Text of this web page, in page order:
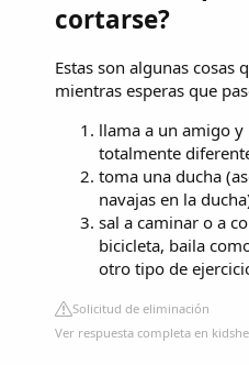
cortarse?
Estas son algunas cosas
mientras esperas que
llama a un amigo y
totalmente
toma una ducha
navajas en la
sal a caminar o a
bicicleta, baila
otro tipo de
Solicitud de eliminación
Ver respuesta completa en